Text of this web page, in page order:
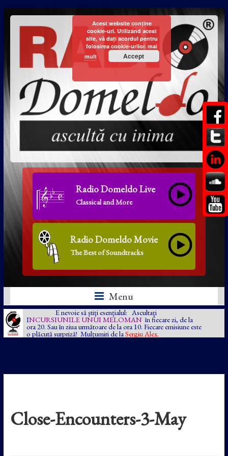
Radio Domeldo Live
Classical and More
Radio Domeldo Movie
The Best of Soundtracks
Menu
E nevoie să știți esențialul: Ascultați
INCURSIUNILE UNUI MELOMAN în fiecare zi, de la
ora 20. Sau în ziua următoare de la ora 10. Fiecare emisiune este
o plăcută surpriză! Mulțumiri de la Sergiu Alex.
Close-Encounters-3-May
Acest website conține
cookie-uri. Utilizând acest
site, vă dați acordul pentru
folosirea cookie-urilor. mai
mult
Accept